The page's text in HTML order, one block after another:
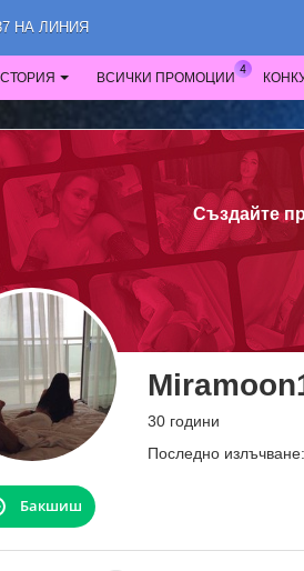
НА ЛИНИЯ
ВСИЧКИ ПРОМОЦИИ
Създайте
30 години
Последно
Бакшиш